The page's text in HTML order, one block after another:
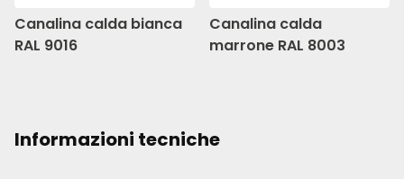
Canalina calda bianca
RAL 9016
Canalina calda
marrone RAL 8003
Informazioni tecniche